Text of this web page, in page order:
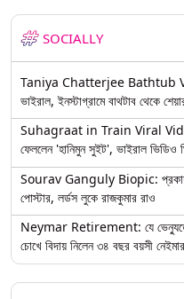
SOCIALLY
Taniya Chatterjee Bathtub Video:
ভাইরাল, ইনস্টাগ্রামে বাথটাব থেকে
Suhagraat in Train Viral Video:
ফেললেন 'হানিমুন সুইট', ভাইরাল ভিডিও
Sourav Ganguly Biopic: প্রকাশ
পোস্টার, লর্ডস লুকে রাজকুমার রাও
Neymar Retirement: যে ভেন্যুতে
চোখে বিদায় নিলেন ৩৪ বছর বয়সী নেইমার